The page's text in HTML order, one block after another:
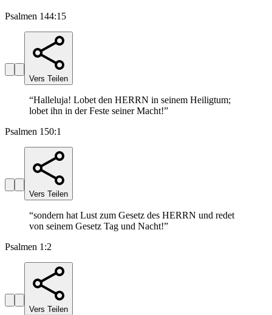
Psalmen 144:15
Vers Teilen
“Halleluja! Lobet den HERRN in seinem Heiligtum;
lobet ihn in der Feste seiner Macht!”
Psalmen 150:1
Vers Teilen
“sondern hat Lust zum Gesetz des HERRN und redet
von seinem Gesetz Tag und Nacht!”
Psalmen 1:2
Vers Teilen